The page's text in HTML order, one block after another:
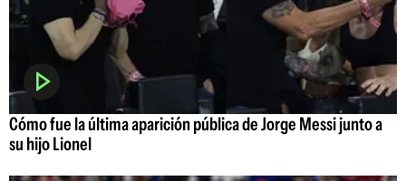
Cómo fue la última aparición pública de Jorge Messi junto a
su hijo Lionel